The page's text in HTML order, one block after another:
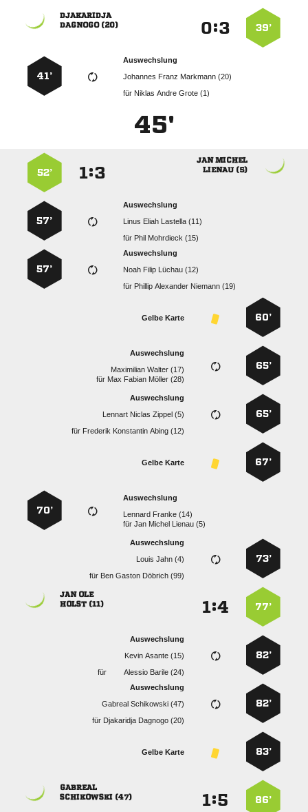
39’
:

 
Auswechslung
   
für    
41’
45'
 
 
:
52’
Auswechslung
   
für   
57’
Auswechslung
   
für    
57’
60’
Gelbe Karte
65’
Auswechslung
  
für    
65’
Auswechslung
   
für    
67’
Gelbe Karte
Auswechslung
  
für   
70’
73’
Auswechslung
  
für    
77’
:
 
 
82’
Auswechslung
  
für
  
82’
Auswechslung
  
für   
83’
Gelbe Karte
86’
:

 